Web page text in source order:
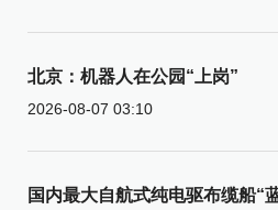
北京：机器人在公园“上岗”
2026-08-07 03:10
国内最大自航式纯电驱布缆船“